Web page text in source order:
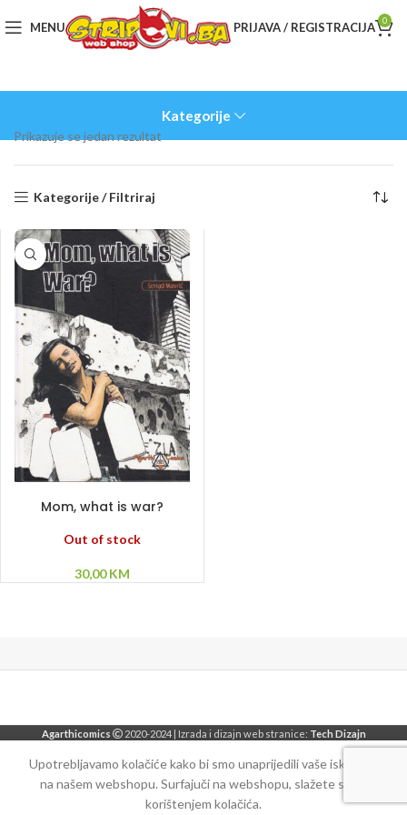
MENU PRIJAVA / REGISTRACIJA 0
Kategorije
Prikazuje se jedan rezultat
Kategorije / Filtriraj
Mom, what is war?
Out of stock
30,00KM
Agarthicomics 2020-2024 | Izrada i dizajn web stranice: Tech Dizajn
Upotrebljavamo kolačiće kako bi smo unaprijedili vaše iskustvo
na našem webshopu. Surfajuči na webshopu, slažete se sa
korištenjem kolačića.